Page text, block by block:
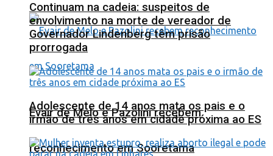
Evair de Melo e Pazolini recebem
reconhecimento em Sooretama
Continuam na cadeia: suspeitos de
envolvimento na morte de vereador de
Governador Lindenberg têm prisão
prorrogada
Adolescente de 14 anos mata os pais e o
irmão de três anos em cidade próxima ao ES